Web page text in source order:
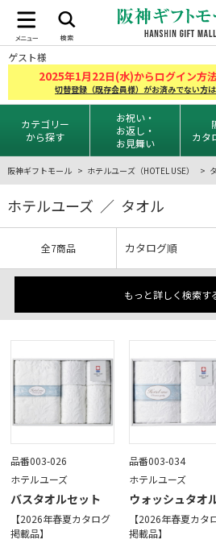
ゲスト様
2025年1月22日(水)からログイン方
切替登録（既存会員様）がお済みでない方
カテゴリー
から探す
お祝い・
お返し・
お見舞い
カタ
阪神ギフトモール ホテルユーズ（HOTEL USE）
ホテルユーズ ／ タオル
全7商品
もっと詳しく検索す
品番003-026
ホテルユーズ
バスタオルセット
【2026年春夏カタログ
掲載品】
品番003-034
ホテルユーズ
ウォッシュタオ
【2026年春夏カタ
掲載品】